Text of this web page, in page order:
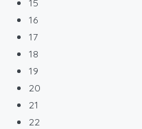
15
16
17
18
19
20
21
22